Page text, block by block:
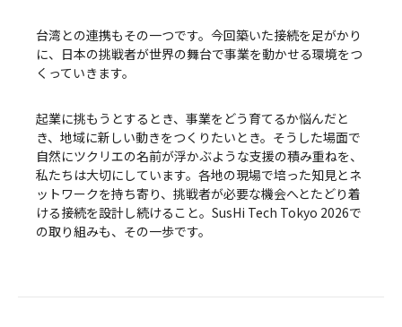
台湾との連携もその一つです。今回築いた接続を足がかり
に、日本の挑戦者が世界の舞台で事業を動かせる環境をつ
くっていきます。
起業に挑もうとするとき、事業をどう育てるか悩んだと
き、地域に新しい動きをつくりたいとき。そうした場面で
自然にツクリエの名前が浮かぶような支援の積み重ねを、
私たちは大切にしています。各地の現場で培った知見とネ
ットワークを持ち寄り、挑戦者が必要な機会へとたどり着
ける接続を設計し続けること。SusHi Tech Tokyo 2026で
の取り組みも、その一歩です。